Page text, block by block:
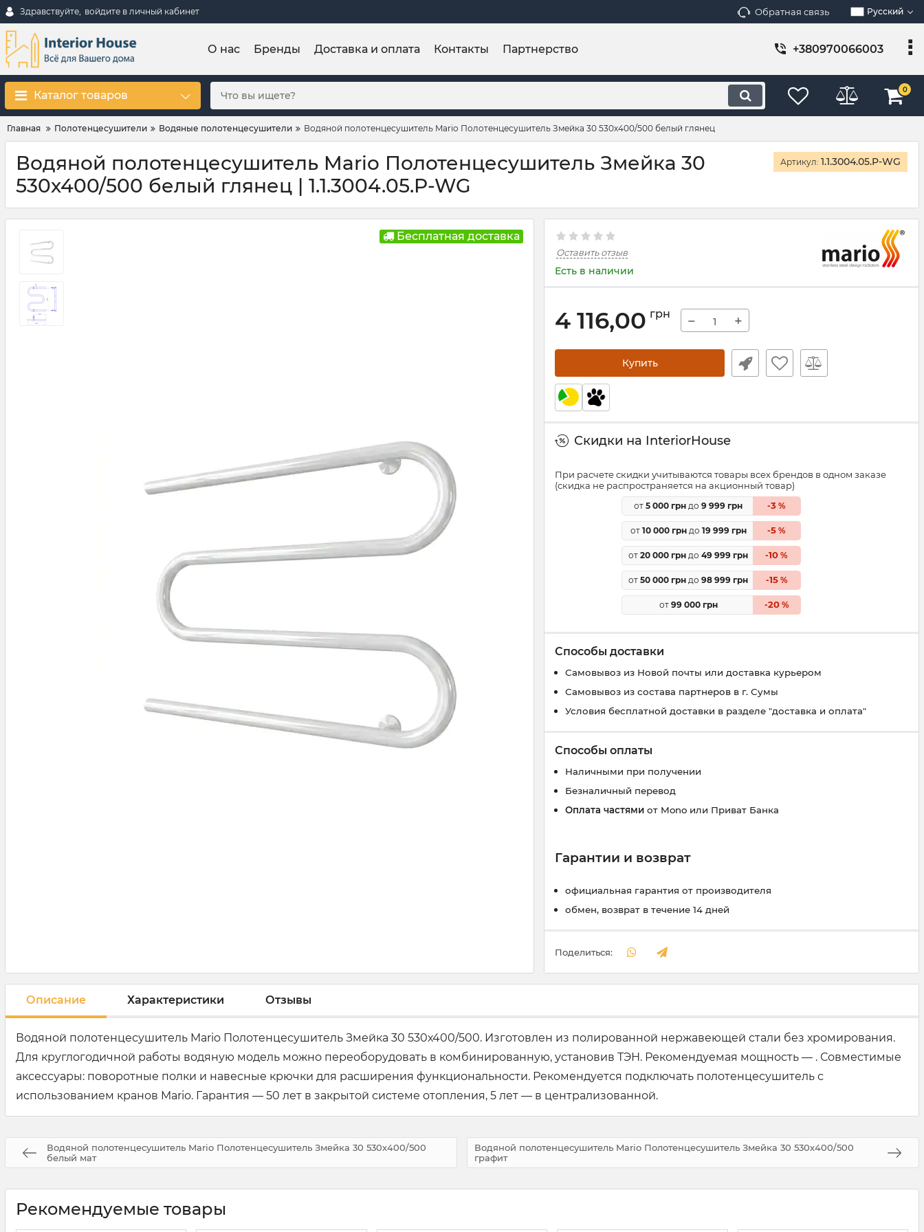
Здравствуйте, войдите в личный кабинет Обратная связь Русский
О нас Бренды Доставка и оплата Контакты Партнерство +380970066003
Каталог товаров 0
Главная Полотенцесушители Водяные полотенцесушители Водяной полотенцесушитель Mario Полотенцесушитель Змейка 30 530х400/500 белый глянец
Водяной полотенцесушитель Mario Полотенцесушитель Змейка 30
530х400/500 белый глянец | 1.1.3004.05.P-WG
Артикул: 1.1.3004.05.P-WG
Бесплатная доставка
Оставить отзыв
Есть в наличии
4 116,00 грн − +
Купить
Скидки на InteriorHouse
При расчете скидки учитываются товары всех брендов в одном заказе
(скидка не распространяется на акционный товар)
от 5 000 грн до 9 999 грн -3 %
от 10 000 грндо 19 999 грн -5 %
от 20 000 грн до 49 999 грн -10 %
от 50 000 грн до 98 999 грн -15%
от 99 000 грн -20%
Способы доставки
Самовывоз из Новой почты или доставка курьером
Самовывоз из состава партнеров в г. Сумы
Условия бесплатной доставки в разделе "доставка и оплата"
Способы оплаты
Наличными при получении
Безналичный перевод
Оплата частями от Mono или Приват Банка
Гарантии и возврат
официальная гарантия от производителя
обмен, возврат в течение 14 дней
Поделиться:
Описание Характеристики Отзывы
Водяной полотенцесушитель Mario Полотенцесушитель Змейка 30 530х400/500. Изготовлен из полированной нержавеющей стали без хромирования.
Для круглогодичной работы водяную модель можно переоборудовать в комбинированную, установив ТЭН. Рекомендуемая мощность — . Совместимые
аксессуары: поворотные полки и навесные крючки для расширения функциональности. Рекомендуется подключать полотенцесушитель с
использованием кранов Mario. Гарантия — 50 лет в закрытой системе отопления, 5 лет — в централизованной.
Водяной полотенцесушитель Mario Полотенцесушитель Змейка 30 530х400/500
белый мат
Водяной полотенцесушитель Mario Полотенцесушитель Змейка 30 530х400/500
графит
Рекомендуемые товары